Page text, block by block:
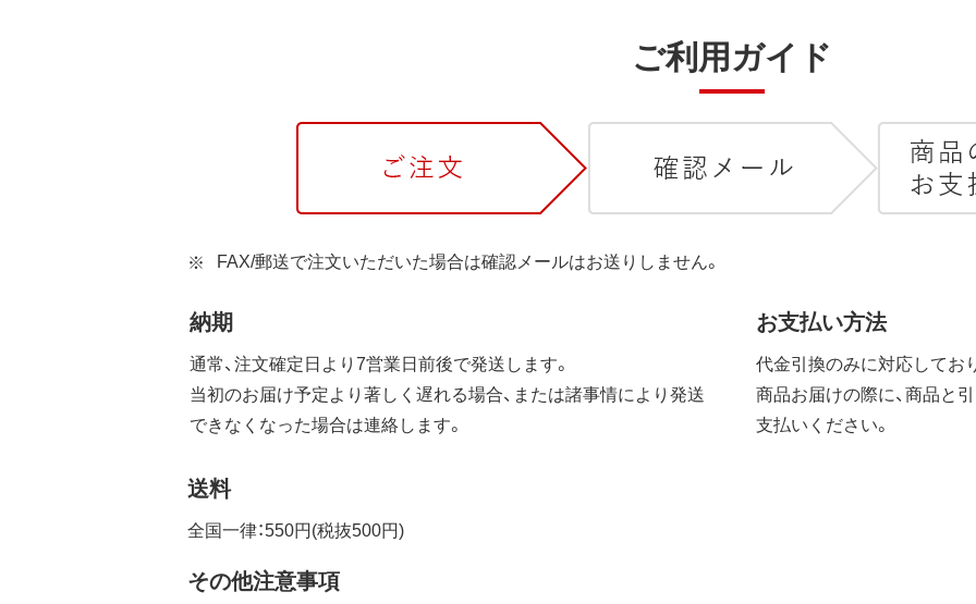
ご利用ガイド
FAX/郵送で注文いただいた場合は確認メールはお送りしません。
納期
通常、注文確定日より7営業日前後で発送します。
当初のお届け予定より著しく遅れる場合、または諸事情により発送
できなくなった場合は連絡します。
お支払い方法
代金引換のみに対応してお
商品お届けの際に、商品と
支払いください。
送料
全国一律：550円(税抜500円)
その他注意事項